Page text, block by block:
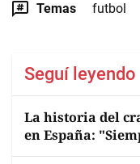
Temas futbol
Seguí leyendo
La historia del
en España: